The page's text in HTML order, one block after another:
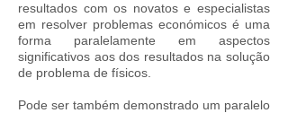
resultados com os novatos e especialistas
em resolver problemas económicos é uma
forma paralelamente em aspectos
significativos aos dos resultados na solução
de problema de físicos.
Pode ser também demonstrado um paralelo